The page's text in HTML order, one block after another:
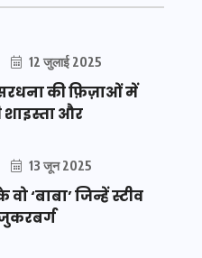
12 जुलाई 2025
की फ़िज़ाओं में
शाइस्ता और
13 जून 2025
‘बाबा’ जिन्हें स्टीव